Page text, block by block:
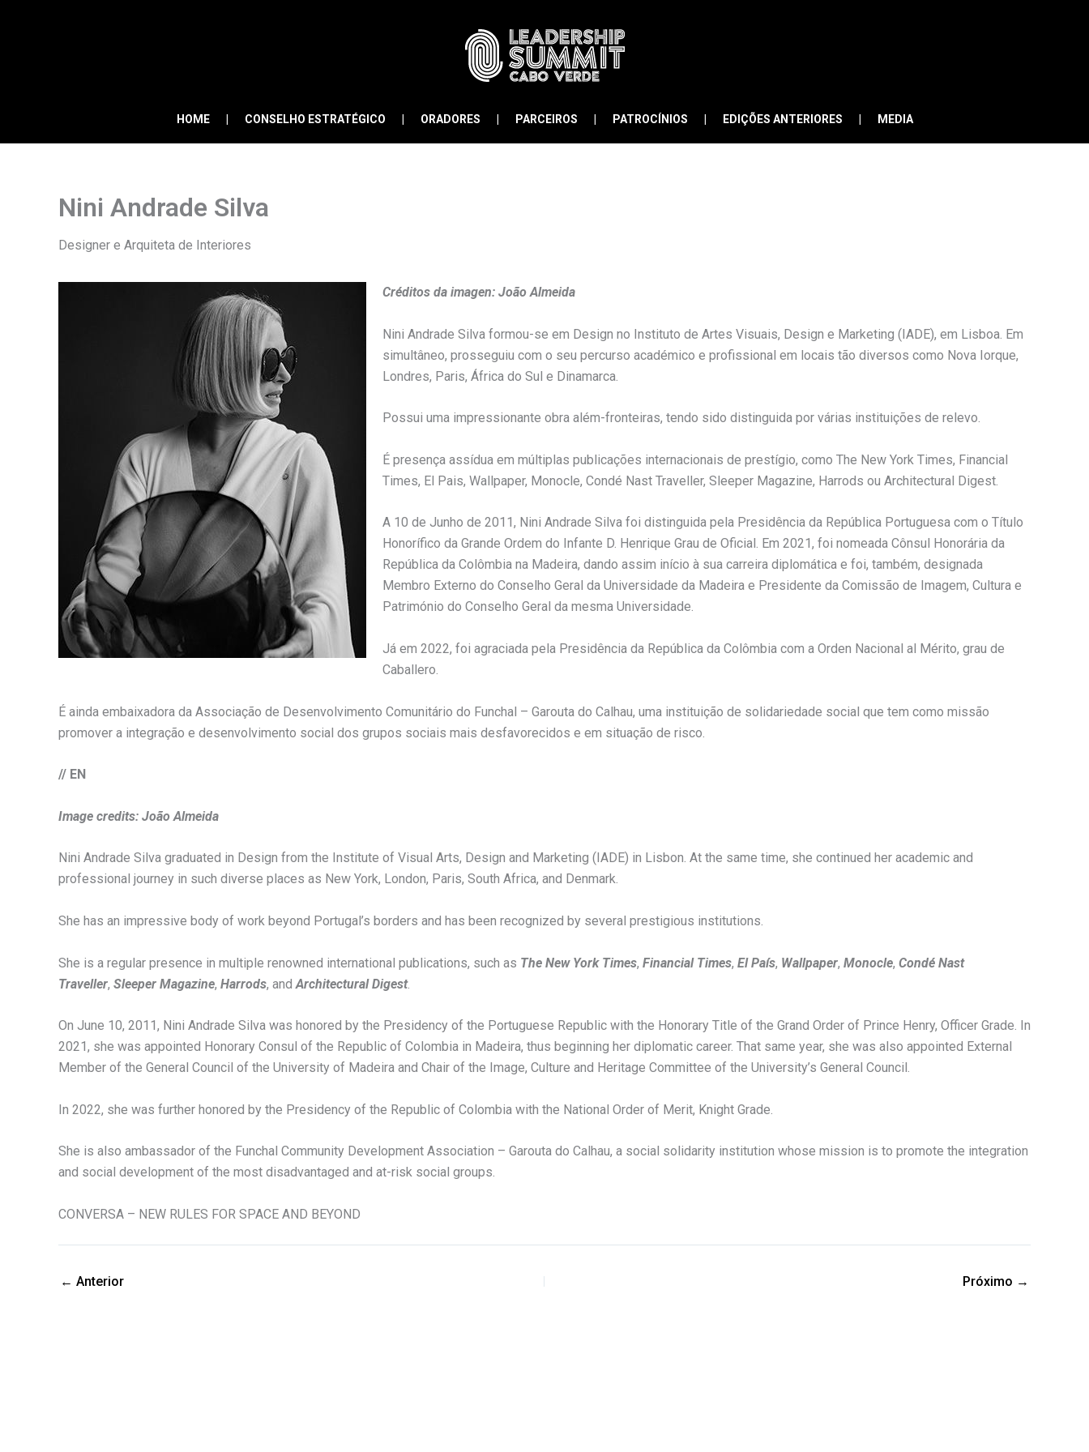
HOME CONSELHO ESTRATÉGICO ORADORES PARCEIROS PATROCÍNIOS EDIÇÕES ANTERIORES MEDIA
Nini Andrade Silva
Designer e Arquiteta de Interiores
Créditos da imagen: João Almeida
Nini Andrade Silva formou-se em Design no Instituto de Artes Visuais, Design e Marketing (IADE), em Lisboa. Em
simultâneo, prosseguiu com o seu percurso académico e profissional em locais tão diversos como Nova Iorque,
Londres, Paris, África do Sul e Dinamarca.
Possui uma impressionante obra além-fronteiras, tendo sido distinguida por várias instituições de relevo.
É presença assídua em múltiplas publicações internacionais de prestígio, como The New York Times, Financial
Times, El Pais, Wallpaper, Monocle, Condé Nast Traveller, Sleeper Magazine, Harrods ou Architectural Digest.
A 10 de Junho de 2011, Nini Andrade Silva foi distinguida pela Presidência da República Portuguesa com o Título
Honorífico da Grande Ordem do Infante D. Henrique Grau de Oficial. Em 2021, foi nomeada Cônsul Honorária da
República da Colômbia na Madeira, dando assim início à sua carreira diplomática e foi, também, designada
Membro Externo do Conselho Geral da Universidade da Madeira e Presidente da Comissão de Imagem, Cultura e
Património do Conselho Geral da mesma Universidade.
Já em 2022, foi agraciada pela Presidência da República da Colômbia com a Orden Nacional al Mérito, grau de
Caballero.
É ainda embaixadora da Associação de Desenvolvimento Comunitário do Funchal – Garouta do Calhau, uma instituição de solidariedade social que tem como missão
promover a integração e desenvolvimento social dos grupos sociais mais desfavorecidos e em situação de risco.
// EN
Image credits: João Almeida
Nini Andrade Silva graduated in Design from the Institute of Visual Arts, Design and Marketing (IADE) in Lisbon. At the same time, she continued her academic and
professional journey in such diverse places as New York, London, Paris, South Africa, and Denmark.
She has an impressive body of work beyond Portugal’s borders and has been recognized by several prestigious institutions.
She is a regular presence in multiple renowned international publications, such as The New York Times, Financial Times, El País, Wallpaper, Monocle, Condé Nast
Traveller, Sleeper Magazine, Harrods, and Architectural Digest.
On June 10, 2011, Nini Andrade Silva was honored by the Presidency of the Portuguese Republic with the Honorary Title of the Grand Order of Prince Henry, Officer Grade. In
2021, she was appointed Honorary Consul of the Republic of Colombia in Madeira, thus beginning her diplomatic career. That same year, she was also appointed External
Member of the General Council of the University of Madeira and Chair of the Image, Culture and Heritage Committee of the University’s General Council.
In 2022, she was further honored by the Presidency of the Republic of Colombia with the National Order of Merit, Knight Grade.
She is also ambassador of the Funchal Community Development Association – Garouta do Calhau, a social solidarity institution whose mission is to promote the integration
and social development of the most disadvantaged and at-risk social groups.
CONVERSA – NEW RULES FOR SPACE AND BEYOND
← Anterior Próximo →